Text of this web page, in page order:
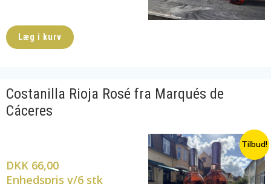
Læg i kurv
Costanilla Rioja Rosé fra Marqués de
Cáceres
DKK 66,00
Enhedspris v/6 stk
Tilbud!